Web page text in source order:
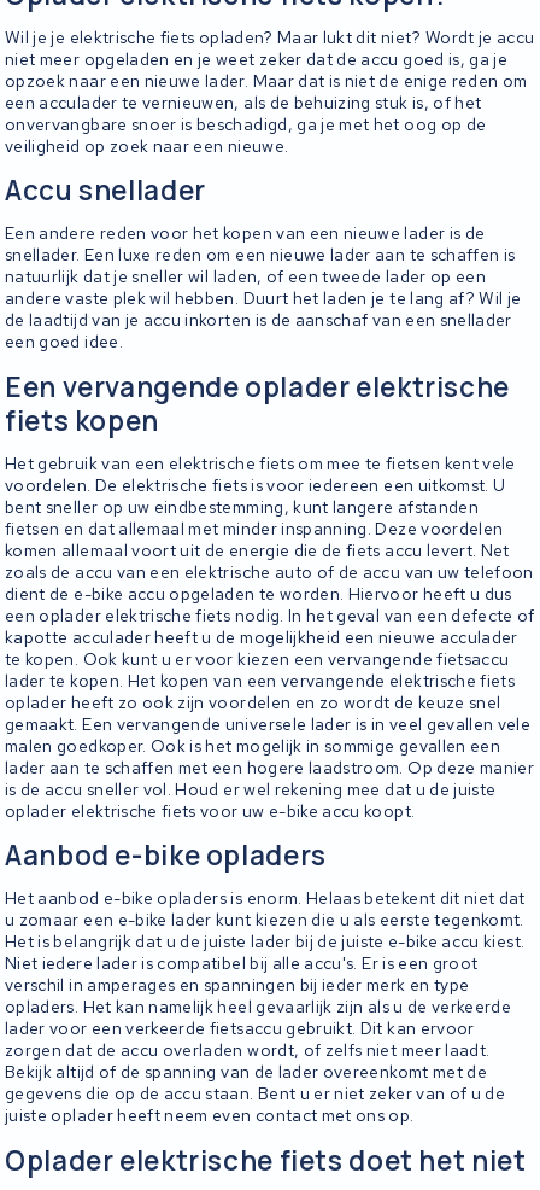
Wil je je elektrische fiets opladen? Maar lukt dit niet? Wordt je accu
niet meer opgeladen en je weet zeker dat de accu goed is, ga je
opzoek naar een nieuwe lader. Maar dat is niet de enige reden om
een acculader te vernieuwen, als de behuizing stuk is, of het
onvervangbare snoer is beschadigd, ga je met het oog op de
veiligheid op zoek naar een nieuwe.
Accu snellader
Een andere reden voor het kopen van een nieuwe lader is de
snellader. Een luxe reden om een nieuwe lader aan te schaffen is
natuurlijk dat je sneller wil laden, of een tweede lader op een
andere vaste plek wil hebben. Duurt het laden je te lang af? Wil je
de laadtijd van je accu inkorten is de aanschaf van een snellader
een goed idee.
Een vervangende oplader elektrische
fiets kopen
Het gebruik van een elektrische fiets om mee te fietsen kent vele
voordelen. De elektrische fiets is voor iedereen een uitkomst. U
bent sneller op uw eindbestemming, kunt langere afstanden
fietsen en dat allemaal met minder inspanning. Deze voordelen
komen allemaal voort uit de energie die de fiets accu levert. Net
zoals de accu van een elektrische auto of de accu van uw telefoon
dient de e-bike accu opgeladen te worden. Hiervoor heeft u dus
een oplader elektrische fiets nodig. In het geval van een defecte of
kapotte acculader heeft u de mogelijkheid een nieuwe acculader
te kopen. Ook kunt u er voor kiezen een vervangende fietsaccu
lader te kopen. Het kopen van een vervangende elektrische fiets
oplader heeft zo ook zijn voordelen en zo wordt de keuze snel
gemaakt. Een vervangende universele lader is in veel gevallen vele
malen goedkoper. Ook is het mogelijk in sommige gevallen een
lader aan te schaffen met een hogere laadstroom. Op deze manier
is de accu sneller vol. Houd er wel rekening mee dat u de juiste
oplader elektrische fiets voor uw e-bike accu koopt.
Aanbod e-bike opladers
Het aanbod e-bike opladers is enorm. Helaas betekent dit niet dat
u zomaar een e-bike lader kunt kiezen die u als eerste tegenkomt.
Het is belangrijk dat u de juiste lader bij de juiste e-bike accu kiest.
Niet iedere lader is compatibel bij alle accu's. Er is een groot
verschil in amperages en spanningen bij ieder merk en type
opladers. Het kan namelijk heel gevaarlijk zijn als u de verkeerde
lader voor een verkeerde fietsaccu gebruikt. Dit kan ervoor
zorgen dat de accu overladen wordt, of zelfs niet meer laadt.
Bekijk altijd of de spanning van de lader overeenkomt met de
gegevens die op de accu staan. Bent u er niet zeker van of u de
juiste oplader heeft neem even contact met ons op.
Oplader elektrische fiets doet het niet